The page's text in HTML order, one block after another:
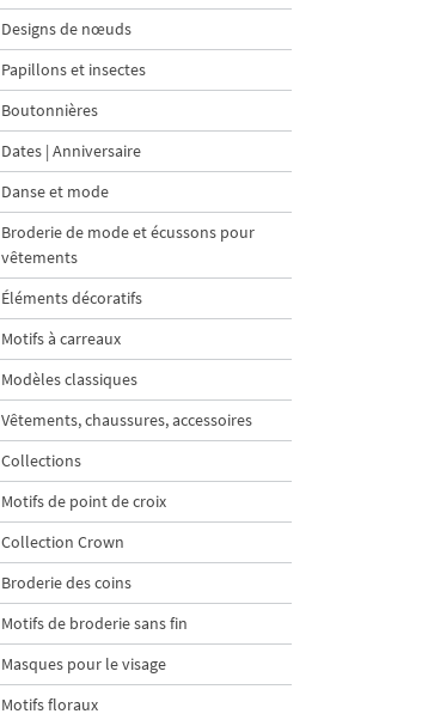
Ange de Noël à carreaux
avec étoile - 3 tailles
Bébé Ours sur un
Designs de nœuds
Papillons et insectes
Boutonnières
Dates | Anniversaire
Danse et mode
Broderie de mode et écussons pour
vêtements
Éléments décoratifs
Motifs à carreaux
Modèles classiques
Vêtements, chaussures, accessoires
Collections
Motifs de point de croix
Collection Crown
Broderie des coins
Motifs de broderie sans fin
Masques pour le visage
Motifs floraux